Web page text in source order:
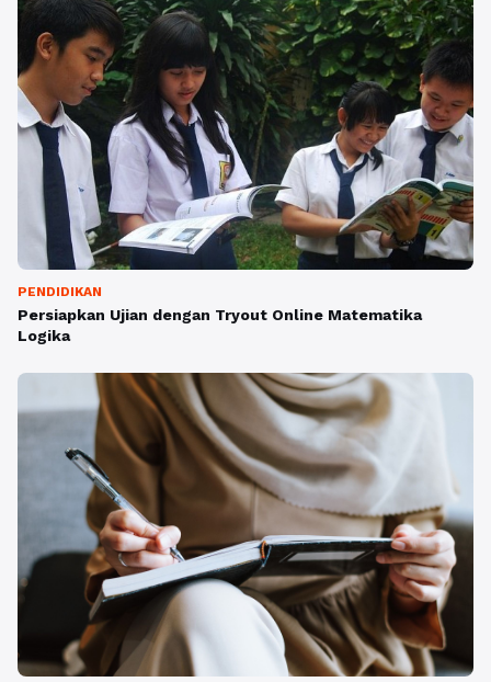
PENDIDIKAN
Persiapkan Ujian dengan Tryout Online Matematika
Logika